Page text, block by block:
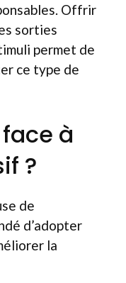
Offrir
sorties
permet de
ce type de
à
?
de
d’adopter
la